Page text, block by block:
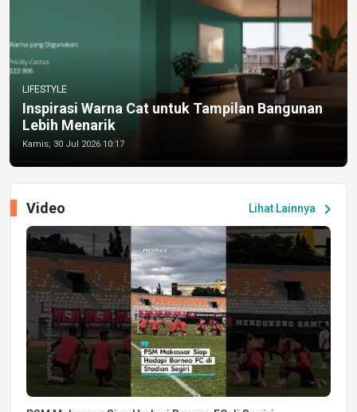
LIFESTYLE
Inspirasi Warna Cat untuk Tampilan Bangunan
Lebih Menarik
Kamis, 30 Jul 2026 10:17
Lihat Lainnya chevron_right
Video